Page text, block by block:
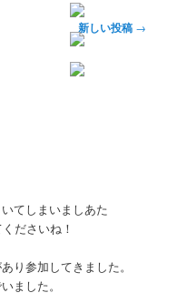
新しい投稿 →
てしまいましあた
ださいね！
り参加してきました。
ました。